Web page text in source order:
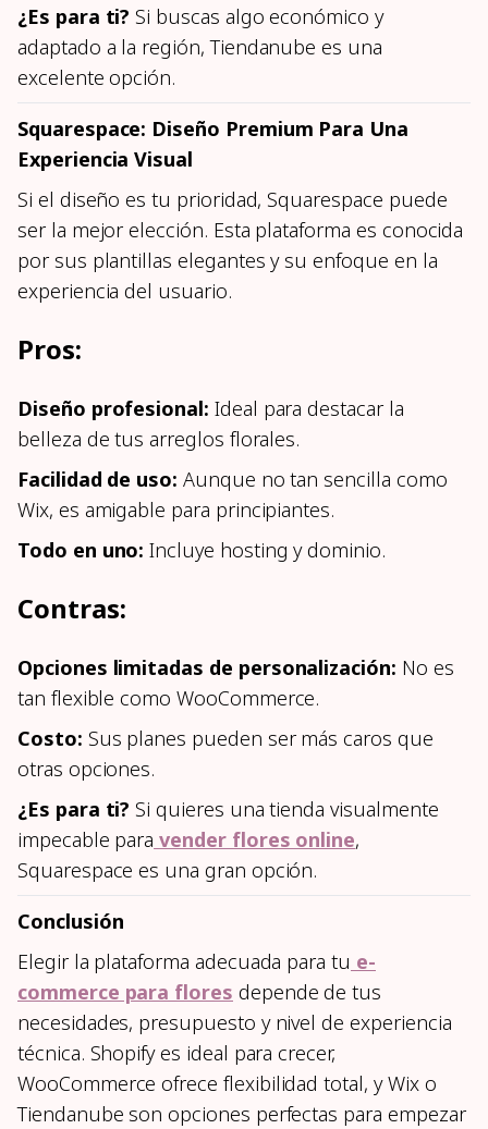
¿Es para ti? Si buscas algo económico y
adaptado a la región, Tiendanube es una
excelente opción.
Squarespace: Diseño Premium Para Una
Experiencia Visual
Si el diseño es tu prioridad, Squarespace puede
ser la mejor elección. Esta plataforma es conocida
por sus plantillas elegantes y su enfoque en la
experiencia del usuario.
Pros:
Diseño profesional: Ideal para destacar la
belleza de tus arreglos florales.
Facilidad de uso: Aunque no tan sencilla como
Wix, es amigable para principiantes.
Todo en uno: Incluye hosting y dominio.
Contras:
Opciones limitadas de personalización: No es
tan flexible como WooCommerce.
Costo: Sus planes pueden ser más caros que
otras opciones.
¿Es para ti? Si quieres una tienda visualmente
impecable para vender flores online,
Squarespace es una gran opción.
Conclusión
Elegir la plataforma adecuada para tu e-
commerce para flores depende de tus
necesidades, presupuesto y nivel de experiencia
técnica. Shopify es ideal para crecer,
WooCommerce ofrece flexibilidad total, y Wix o
Tiendanube son opciones perfectas para empezar